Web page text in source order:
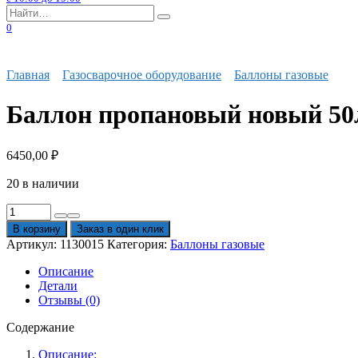
Search
for:
0
Главная Газосварочное оборудование Баллоны газовые
Баллон пропановый новый
6450,00 ₽
20 в наличии
Количество
товара
Баллон
пропановый
новый
50л.
В корзину Заказ в один клик
Артикул: 1130015 Категория: Баллоны газовые
Описание
Детали
Отзывы (0)
Содержание
Описание: